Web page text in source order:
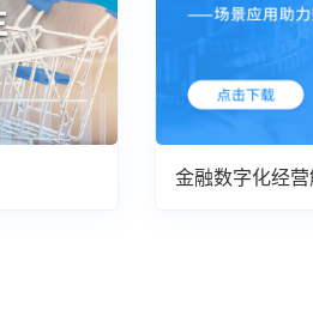
金融数字化经